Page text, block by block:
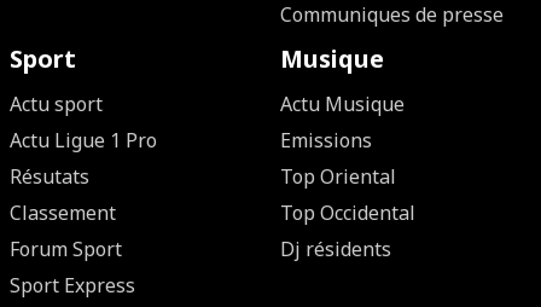
Communiques de presse
Sport
Actu sport
Actu Ligue 1 Pro
Résutats
Classement
Forum Sport
Sport Express
Musique
Actu Musique
Emissions
Top Oriental
Top Occidental
Dj résidents